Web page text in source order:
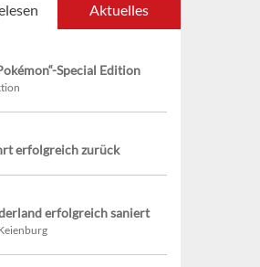
Aktuelles
Special Edition
erfolgreich zurück
erfolgreich saniert